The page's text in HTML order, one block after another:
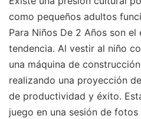
como pequeños adultos
Para Niños De 2 Años son
tendencia. Al vestir al niño
una máquina de
realizando una proyección
de productividad y éxito.
juego en una sesión de